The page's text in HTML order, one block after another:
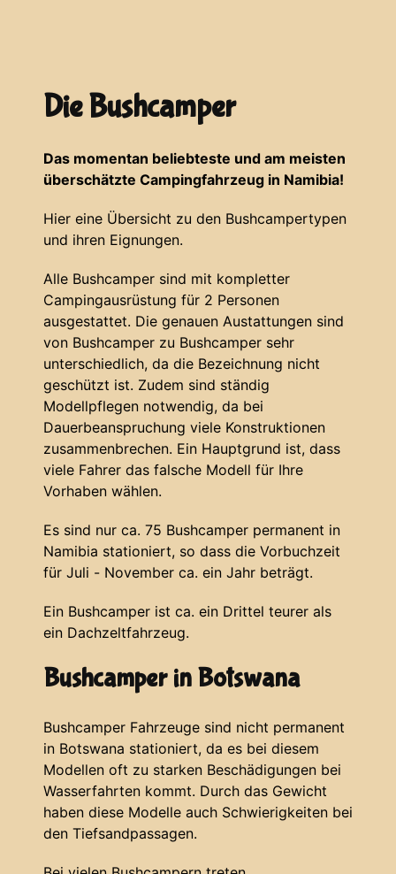
Die Bushcamper
Das momentan beliebteste und am meisten
überschätzte Campingfahrzeug in Namibia!
Hier eine Übersicht zu den Bushcampertypen
und ihren Eignungen.
Alle Bushcamper sind mit kompletter
Campingausrüstung für 2 Personen
ausgestattet. Die genauen Austattungen sind
von Bushcamper zu Bushcamper sehr
unterschiedlich, da die Bezeichnung nicht
geschützt ist. Zudem sind ständig
Modellpflegen notwendig, da bei
Dauerbeanspruchung viele Konstruktionen
zusammenbrechen. Ein Hauptgrund ist, dass
viele Fahrer das falsche Modell für Ihre
Vorhaben wählen.
Es sind nur ca. 75 Bushcamper permanent in
Namibia stationiert, so dass die Vorbuchzeit
für Juli - November ca. ein Jahr beträgt.
Ein Bushcamper ist ca. ein Drittel teurer als
ein Dachzeltfahrzeug.
Bushcamper in Botswana
Bushcamper Fahrzeuge sind nicht permanent
in Botswana stationiert, da es bei diesem
Modellen oft zu starken Beschädigungen bei
Wasserfahrten kommt. Durch das Gewicht
haben diese Modelle auch Schwierigkeiten bei
den Tiefsandpassagen.